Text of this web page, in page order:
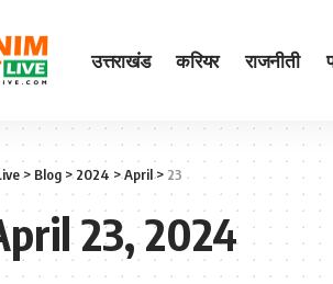
उत्तराखंड करियर राजनीती
> Blog >2024 >April> 23
23, 2024